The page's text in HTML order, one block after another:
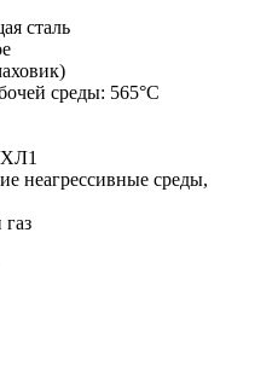
сталь
среды: 565°С
неагрессивные среды,